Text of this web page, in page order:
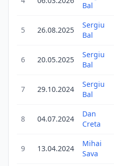
Bal
5 26.08.2025
Sergiu
Bal
6 20.05.2025
Sergiu
Bal
7 29.10.2024
Sergiu
Bal
8 04.07.2024
Dan
Creta
9 13.04.2024
Mihai
Sava